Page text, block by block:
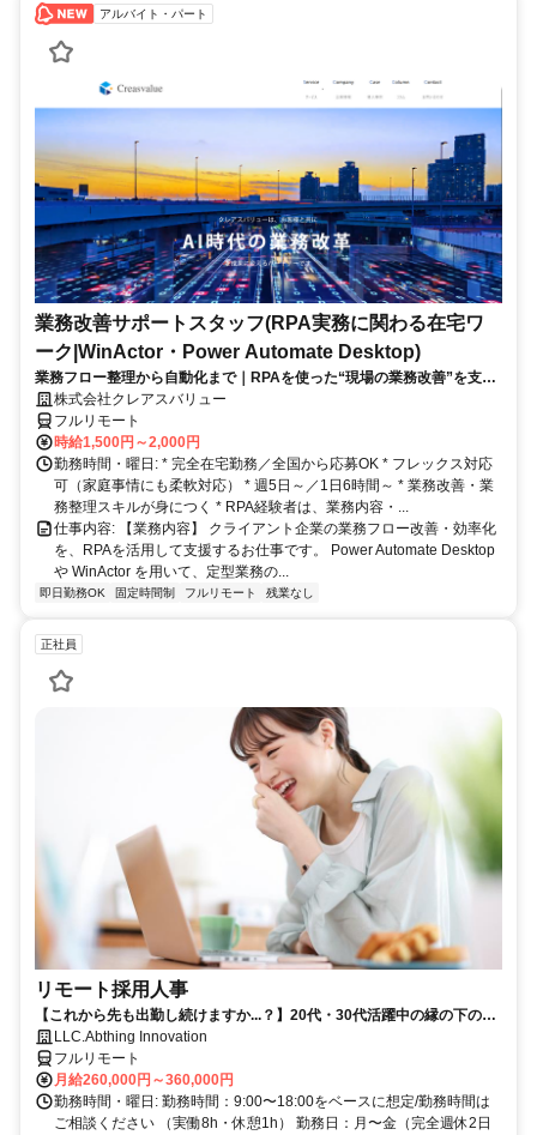
アルバイト・パート
業務改善サポートスタッフ(RPA実務に関わる在宅ワ
ーク|WinActor・Power Automate Desktop)
業務フロー整理から自動化まで｜RPAを使った“現場の業務改善”を支え
る在宅ワーク｜週5日・1日6時間～
株式会社クレアスバリュー
フルリモート
時給1,500円～2,000円
勤務時間・曜日: * 完全在宅勤務／全国から応募OK * フレックス対応
可（家庭事情にも柔軟対応） * 週5日～／1日6時間～ * 業務改善・業
務整理スキルが身につく * RPA経験者は、業務内容・...
仕事内容: 【業務内容】 クライアント企業の業務フロー改善・効率化
を、RPAを活用して支援するお仕事です。 Power Automate Desktop
や WinActor を用いて、定型業務の...
即日勤務OK 固定時間制 フルリモート 残業なし
正社員
リモート採用人事
【これから先も出勤し続けますか...？】20代・30代活躍中の縁の下の力
持ちなポジション
LLC.Abthing Innovation
フルリモート
月給260,000円～360,000円
勤務時間・曜日: 勤務時間：9:00〜18:00をベースに想定/勤務時間は
ご相談ください （実働8h・休憩1h） 勤務日：月〜金（完全週休2日